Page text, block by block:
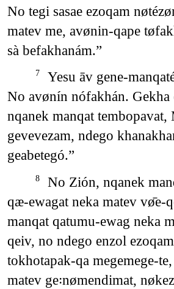
No tegi sasae ezoqam
matev me, avønin-qape
sà befakhanám.”
7
Yesu āv gene-
No avønín nófakhán. Gekha
nqanek manqat
gevevezam, ndego
geabetegó.”
8
No Zión, nqanek
qæ-ewagat neka matev vø̄e-
manqat qatumu-ewag neka
qeiv, no ndego enzol
tokhotapak-qa megemege-
matev ge꞉nømendimat,